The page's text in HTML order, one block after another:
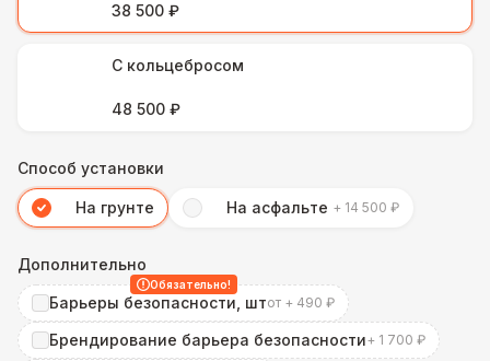
38 500 ₽
С кольцебросом
48 500 ₽
Способ установки
На грунте На асфальте + 14 500 ₽
Дополнительно
Обязательно!
Барьеры безопасности, штот + 490 ₽
Брендирование барьера безопасности+ 1 700 ₽